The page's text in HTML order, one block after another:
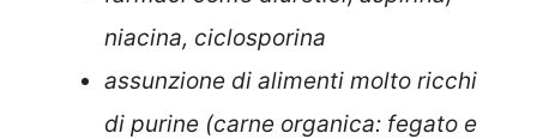
niacina, ciclosporina
assunzione di alimenti molto ricchi
di purine (carne organica: fegato e